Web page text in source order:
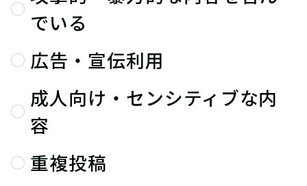
でいる
広告・宣伝利用
成人向け・センシティブな内
容
重複投稿